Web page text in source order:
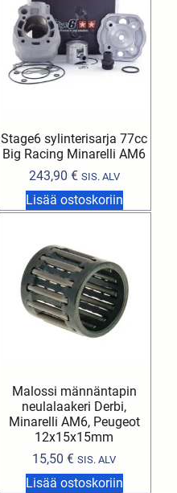
Stage6 sylinterisarja 77cc
Big Racing Minarelli AM6
243,90 € SIS. ALV
Lisää ostoskoriin
Malossi männäntapin
neulalaakeri Derbi,
Minarelli AM6, Peugeot
12x15x15mm
15,50€ SIS. ALV
Lisää ostoskoriin